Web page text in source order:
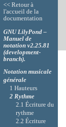
<< Retour à
l'accueil de la
documentation
GNU LilyPond –
Manuel de
notation v2.25.81
(development-
branch).
Notation musicale
générale
1 Hauteurs
2 Rythme
2.1 Écriture du
rythme
2.2 Écriture